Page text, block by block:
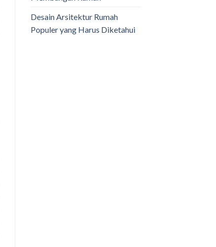
Desain Arsitektur Rumah
Populer yang Harus Diketahui